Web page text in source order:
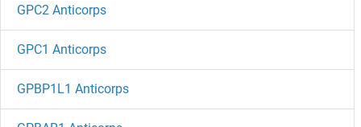
GPC2 Anticorps
GPC1 Anticorps
GPBP1L1 Anticorps